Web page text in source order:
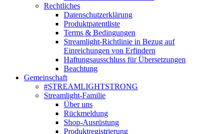
Rechtliches
Datenschutzerklärung
Produktpatentliste
Terms & Bedingungen
Streamlight-Richtlinie in Bezug auf
Einreichungen von Erfindern
Haftungsausschluss für Übersetzungen
Beachtung
Gemeinschaft
#STREAMLIGHTSTRONG
Streamlight-Familie
Über uns
Rückmeldung
Shop-Ausrüstung
Produktregistrierung